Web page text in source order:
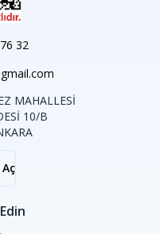
32
MAHALLESİ
10/B